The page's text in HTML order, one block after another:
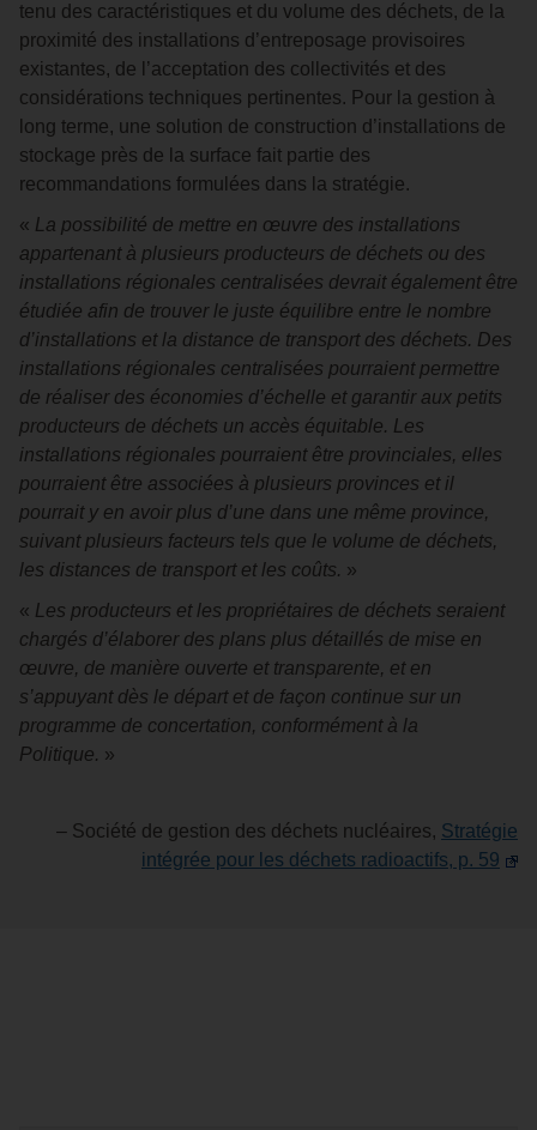
tenu des caractéristiques et du volume des déchets, de la
proximité des installations d’entreposage provisoires
existantes, de l’acceptation des collectivités et des
considérations techniques pertinentes. Pour la gestion à
long terme, une solution de construction d’installations de
stockage près de la surface fait partie des
recommandations formulées dans la stratégie.
« La possibilité de mettre en œuvre des installations
appartenant à plusieurs producteurs de déchets ou des
installations régionales centralisées devrait également être
étudiée afin de trouver le juste équilibre entre le nombre
d’installations et la distance de transport des déchets. Des
installations régionales centralisées pourraient permettre
de réaliser des économies d’échelle et garantir aux petits
producteurs de déchets un accès équitable. Les
installations régionales pourraient être provinciales, elles
pourraient être associées à plusieurs provinces et il
pourrait y en avoir plus d’une dans une même province,
suivant plusieurs facteurs tels que le volume de déchets,
les distances de transport et les coûts. »
« Les producteurs et les propriétaires de déchets seraient
chargés d’élaborer des plans plus détaillés de mise en
œuvre, de manière ouverte et transparente, et en
s’appuyant dès le départ et de façon continue sur un
programme de concertation, conformément à la
Politique. »
– Société de gestion des déchets nucléaires, Stratégie
intégrée pour les déchets radioactifs, p. 59